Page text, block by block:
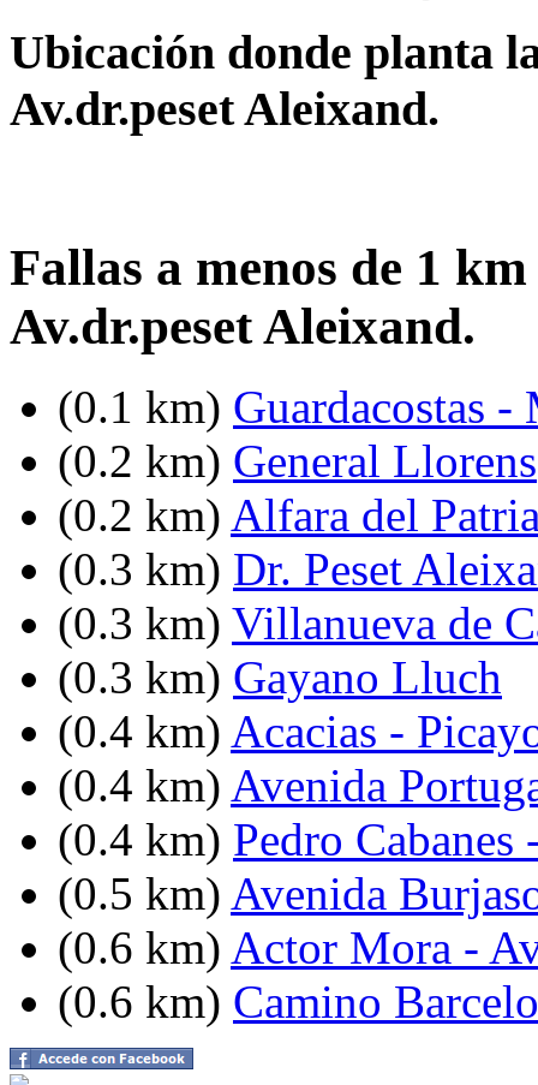
Ubicación donde planta
Av.dr.peset Aleixand.
Fallas a menos de 1
Av.dr.peset Aleixand.
(0.1 km) Guardacostas -
(0.2 km) General Llorens
(0.2 km) Alfara del
(0.3 km) Dr. Peset
(0.3 km) Villanueva de
(0.3 km) Gayano Lluch
(0.4 km) Acacias -
(0.4 km) Avenida
(0.4 km) Pedro
(0.5 km) Avenida
(0.6 km) Actor Mora -
(0.6 km) Camino